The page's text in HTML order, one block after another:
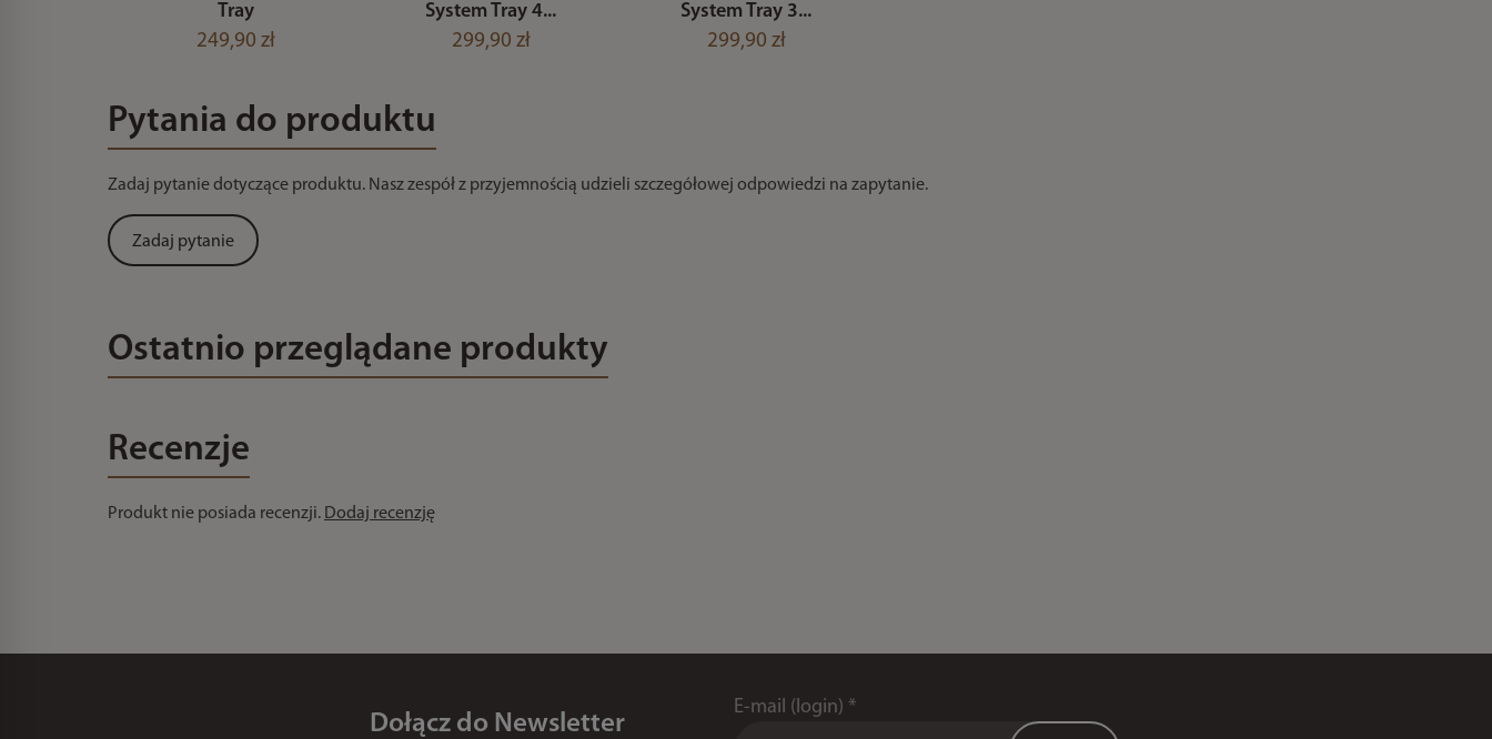
Tray
249,90 zł
System Tray 4...
299,90 zł
System Tray 3...
299,90 zł
Pytania do produktu
Zadaj pytanie dotyczące produktu. Nasz zespół z przyjemnością udzieli szczegółowej odpowiedzi na zapytanie.
Zadaj pytanie
Ostatnio przeglądane produkty
Recenzje
Produkt nie posiada recenzji. Dodaj recenzję
Dołącz do Newsletter
E-mail (login) *